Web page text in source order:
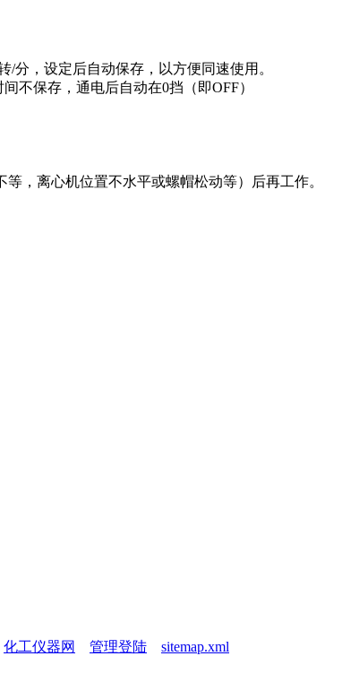
，设定后自动保存，以方便同速使用。
保存，通电后自动在0挡（即OFF）
，离心机位置不水平或螺帽松动等）后再工作。
化工仪器网 管理登陆 sitemap.xml